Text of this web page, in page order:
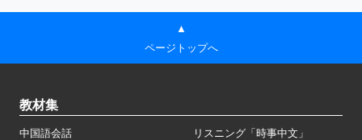
▲
ページトップへ
教材集
中国語会話
リスニング「時事中文」